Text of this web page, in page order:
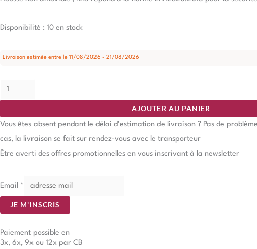
Disponibilité : 10 en stock
Livraison estimée entre le 11/08/2026 - 21/08/2026
AJOUTER AU PANIER
Vous êtes absent pendant le délai d'estimation de livraison ? Pas de
cas, la livraison se fait sur rendez-vous avec le transporteur
Être averti des offres promotionnelles en vous inscrivant à la newsletter
Email *
JE M'INSCRIS
Paiement possible en
3x, 6x, 9x ou 12x par CB